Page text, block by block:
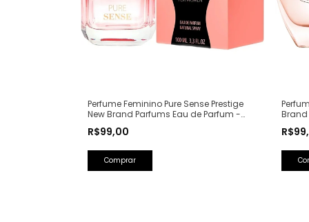
Perfume Feminino Pure Sense Prestige
New Brand Parfums Eau de Parfum -
Rabanne)
R$99,00
Brand